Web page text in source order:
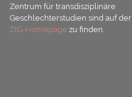
Zentrum für transdisziplinäre
Geschlechterstudien sind auf der
ZtG-Homepagezu finden.